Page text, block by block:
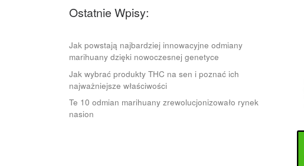
Ostatnie Wpisy:
Jak powstają najbardziej innowacyjne odmiany
marihuany dzięki nowoczesnej genetyce
Jak wybrać produkty THC na sen i poznać ich
najważniejsze właściwości
Te 10 odmian marihuany zrewolucjonizowało rynek
nasion